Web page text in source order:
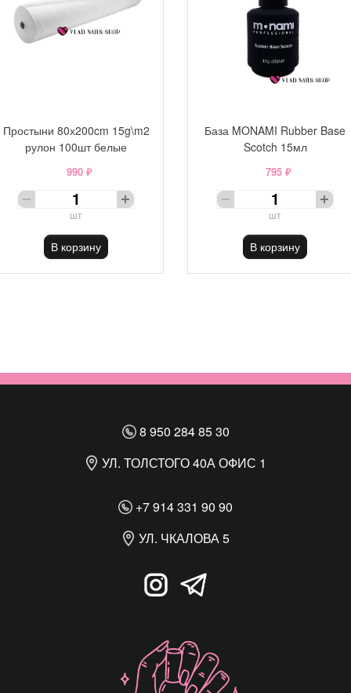
Простыни 80х200cm 15g\m2
рулон 100шт белые
990 ₽
шт
В корзину
База MONAMI Rubber Base
Scotch 15мл
795 ₽
шт
В корзину
8 950 284 85 30
УЛ. ТОЛСТОГО 40А ОФИС 1
+7 914 331 90 90
УЛ. ЧКАЛОВА 5